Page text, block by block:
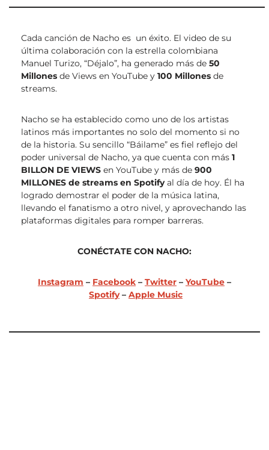
Cada canción de Nacho es un éxito. El video de su
última colaboración con la estrella colombiana
Manuel Turizo, “Déjalo”, ha generado más de 50
Millones de Views en YouTube y 100 Millones de
streams.
Nacho se ha establecido como uno de los artistas
latinos más importantes no solo del momento si no
de la historia. Su sencillo “Báilame” es fiel reflejo del
poder universal de Nacho, ya que cuenta con más 1
BILLON DE VIEWS en YouTube y más de 900
MILLONES de streams en Spotifyal día de hoy. Él ha
logrado demostrar el poder de la música latina,
llevando el fanatismo a otro nivel, y aprovechando las
plataformas digitales para romper barreras.
CONÉCTATE CON NACHO:
Instagram – Facebook – Twitter – YouTube –
Spotify– Apple Music